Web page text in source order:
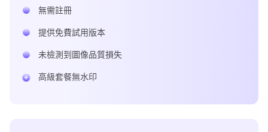
無需註冊
提供免費試用版本
未檢測到圖像品質損失
高級套餐無水印